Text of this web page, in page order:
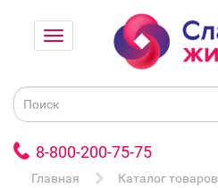
8-800-200-75-75
Главная
Каталог товаров